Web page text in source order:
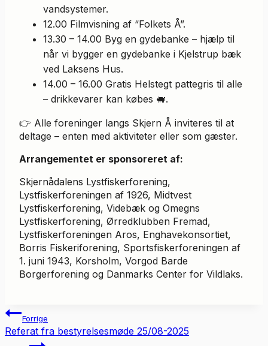
vandsystemer.
12.00 Filmvisning af “Folkets Å”.
13.30 – 14.00 Byg en gydebanke – hjælp til
når vi bygger en gydebanke i Kjelstrup bæk
ved Laksens Hus.
14.00 – 16.00 Gratis Helstegt pattegris til alle
– drikkevarer kan købes 🐖.
👉 Alle foreninger langs Skjern Å inviteres til at
deltage – enten med aktiviteter eller som gæster.
Arrangementet er sponsoreret af:
Skjernådalens Lystfiskerforening,
Lystfiskerforeningen af 1926, Midtvest
Lystfiskerforening, Videbæk og Omegns
Lystfiskerforening, Ørredklubben Fremad,
Lystfiskerforeningen Aros, Enghavekonsortiet,
Borris Fiskeriforening, Sportsfiskerforeningen af
1. juni 1943, Korsholm, Vorgod Barde
Borgerforening og Danmarks Center for Vildlaks.
Indlægsnavigation
Forrige
Referat fra bestyrelsesmøde 25/08-2025